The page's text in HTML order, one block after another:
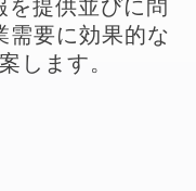
提供並びに問
需要に効果的な
します。